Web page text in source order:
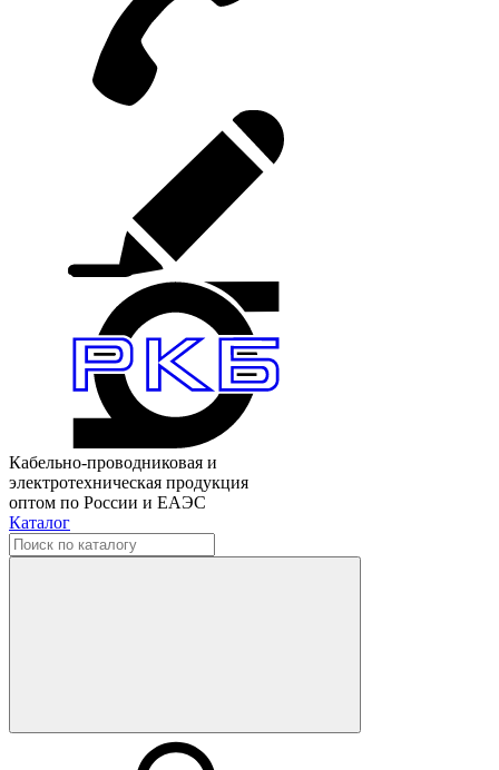
Кабельно-проводниковая и
электротехническая продукция
оптом по России и ЕАЭС
Каталог